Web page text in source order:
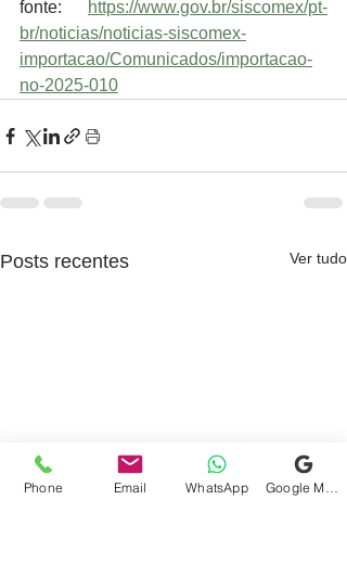
fonte:
https://www.gov.br/siscomex/pt-
br/noticias/noticias-siscomex-
importacao/Comunicados/importacao-
no-2025-010
Posts recentes Ver tudo
Phone Email WhatsApp